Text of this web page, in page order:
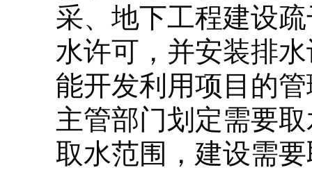
采、地下工程建设
水许可，并安装排
能开发利用项目的
主管部门划定需要
取水范围，建设需